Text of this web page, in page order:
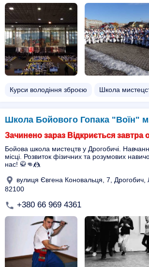
Курси володіння зброєю Школа
Школа Бойового Гопака "Воїн"
Зачинено зараз Відкриється завтра
Бойова школа мистецтв у Дрогобичі.
місці. Розвиток фізичних та розумових
нас! 🥋👊🤼
вулиця Євгена Коновальця, 7, Дрогобич,
82100
+380 66 969 4361